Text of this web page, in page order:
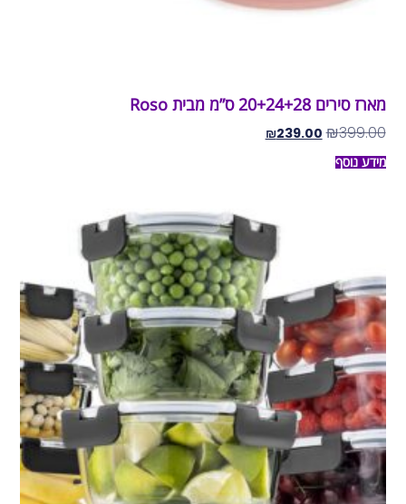
מארז סירים 20+24+28 ס”מ מבית Roso
₪399.00
₪239.00
מידע נוסף